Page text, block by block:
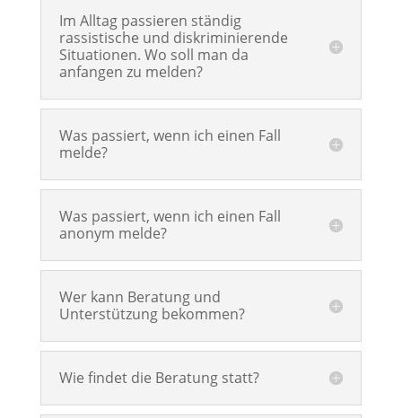
Im Alltag passieren ständig
rassistische und diskriminierende
Situationen. Wo soll man da
anfangen zu melden?
Was passiert, wenn ich einen Fall
melde?
Was passiert, wenn ich einen Fall
anonym melde?
Wer kann Beratung und
Unterstützung bekommen?
Wie findet die Beratung statt?